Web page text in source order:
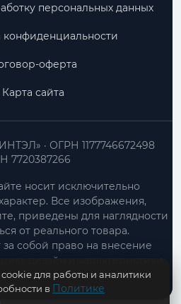
персональных данных
конфиденциальности
оферта
Карта сайта
ОГРН 1177746672498
7720387266
носит исключительно
Все изображения,
приведены для наглядности
от реального товара.
собой право на внесение
дизайн и характеристики
уведомления.
для работы и аналитики
в Политике